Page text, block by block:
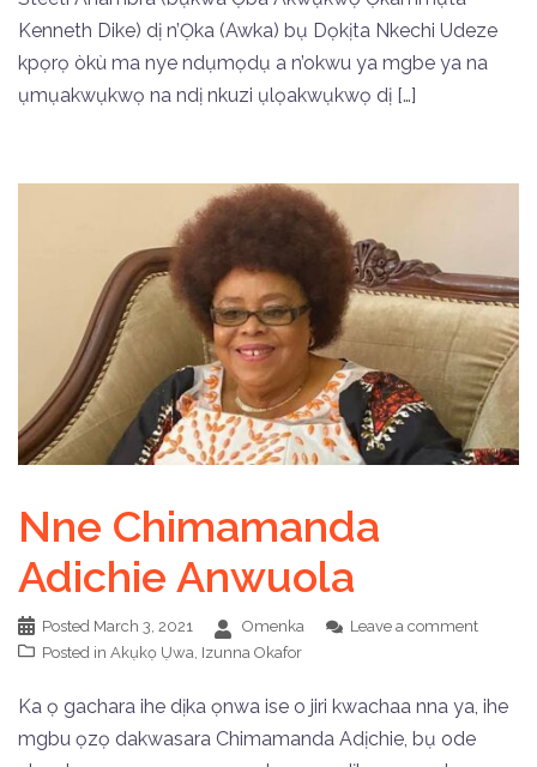
Kenneth Dike) dị n’Ọka (Awka) bụ Dọkịta Nkechi Udeze
kpọrọ òkù ma nye ndụmọdụ a n’okwu ya mgbe ya na
ụmụakwụkwọ na ndị nkuzi ụlọakwụkwọ dị […]
Nne Chimamanda
Adichie Anwuola
Posted March 3, 2021 Omenka
Leave a comment
Posted in Akụkọ Ụwa Izunna Okafor
Ka ọ gachara ihe dịka ọnwa ise o jiri kwachaa nna ya, ihe
mgbu ọzọ dakwasara Chimamanda Adịchie, bụ ode